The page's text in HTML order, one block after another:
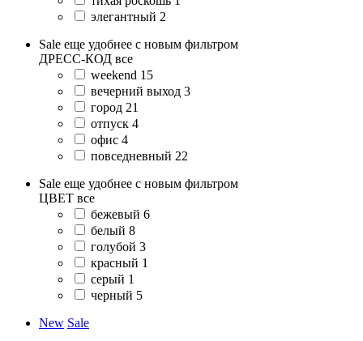
элегантный 2
Sale еще удобнее с новым фильтром
ДРЕСС-КОД все
weekend 15
вечерний выход 3
город 21
отпуск 4
офис 4
повседневный 22
Sale еще удобнее с новым фильтром
ЦВЕТ все
бежевый 6
белый 8
голубой 3
красный 1
серый 1
черный 5
New Sale